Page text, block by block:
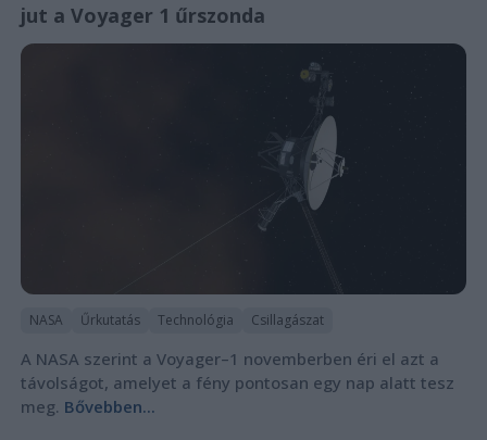
jut a Voyager 1 űrszonda
NASA Űrkutatás Technológia Csillagászat
A NASA szerint a Voyager–1 novemberben éri el azt a
távolságot, amelyet a fény pontosan egy nap alatt tesz
meg. Bővebben...